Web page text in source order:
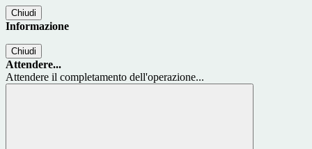
Chiudi
Informazione
Chiudi
Attendere...
Attendere il completamento dell'operazione...